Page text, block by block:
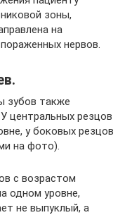
зоны,
на
нервов.
зубов также
центральных резцов
у боковых резцов
на фото).
с возрастом
одном уровне,
не выпуклый, а